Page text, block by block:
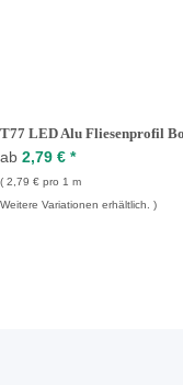
T77 LED Alu Fliesenprofil
ab 2,79 € *
2,79 € pro 1 m
Weitere Variationen erhältlich.